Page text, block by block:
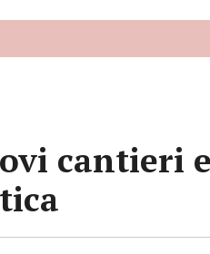
cantieri